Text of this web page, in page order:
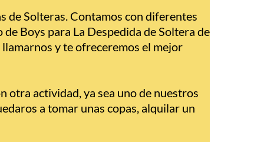
de Solteras. Contamos con diferentes
Boys para La Despedida de Soltera de
y te ofreceremos el mejor
otra actividad, ya sea uno de nuestros
a tomar unas copas, alquilar un